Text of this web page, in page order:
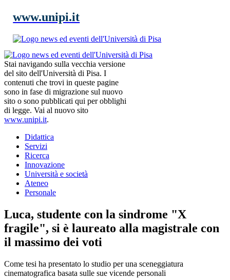
www.unipi.it
Stai navigando sulla vecchia versione
del sito dell'Università di Pisa. I
contenuti che trovi in queste pagine
sono in fase di migrazione sul nuovo
sito o sono pubblicati qui per obblighi
di legge. Vai al nuovo sito
www.unipi.it.
Didattica
Servizi
Ricerca
Innovazione
Università e società
Ateneo
Personale
Luca, studente con la sindrome "X
fragile", si è laureato alla magistrale con
il massimo dei voti
Come tesi ha presentato lo studio per una sceneggiatura
cinematografica basata sulle sue vicende personali